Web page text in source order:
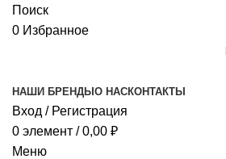
Поиск
0 Избранное
НАШИ БРЕНДЫ О НАСКОНТАКТЫ
Вход / Регистрация
0 элемент / 0,00 ₽
Меню